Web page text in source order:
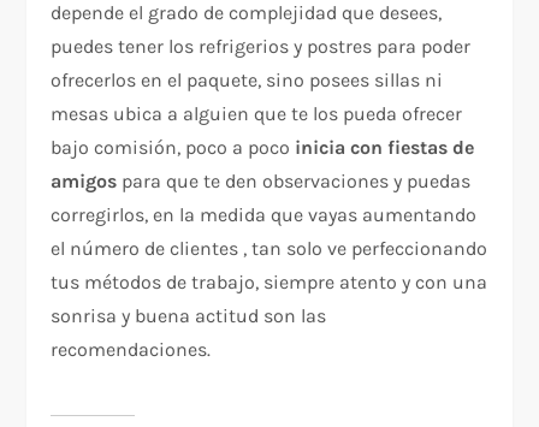
depende el grado de complejidad que desees,
puedes tener los refrigerios y postres para poder
ofrecerlos en el paquete, sino posees sillas ni
mesas ubica a alguien que te los pueda ofrecer
bajo comisión, poco a poco inicia con fiestas de
amigos para que te den observaciones y puedas
corregirlos, en la medida que vayas aumentando
el número de clientes , tan solo ve perfeccionando
tus métodos de trabajo, siempre atento y con una
sonrisa y buena actitud son las
recomendaciones.